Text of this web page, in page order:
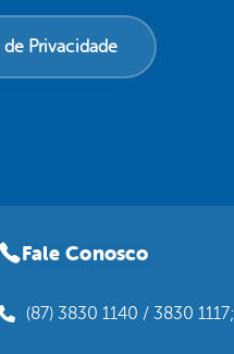
Privacidade
Fale Conosco
(87) 3830 1140 / 3830 1117;